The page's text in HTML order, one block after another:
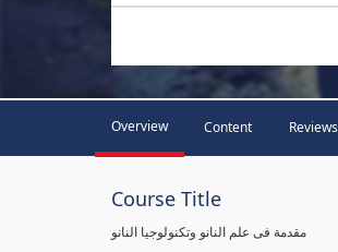
Overview Content Reviews
Course Title
مقدمة فى علم النانو وتكنولوجيا النانو